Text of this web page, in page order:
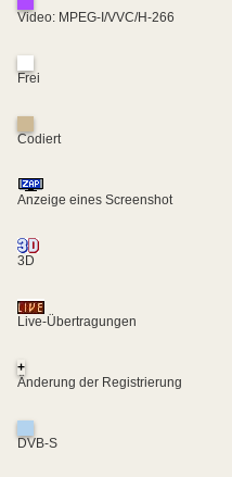
Video: MPEG-I/VVC/H-266
Frei
Codiert
Anzeige eines Screenshot
3D
Live-Übertragungen
+
Änderung der Registrierung
DVB-S